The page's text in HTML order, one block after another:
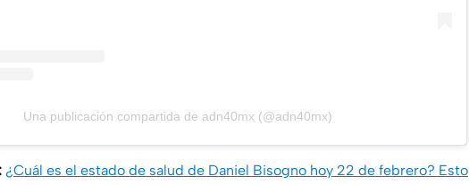
Una publicación compartida de adn40mx (@adn40mx)
¿Cuál es el estado de salud de Daniel Bisogno hoy 22 de febrero? Esto